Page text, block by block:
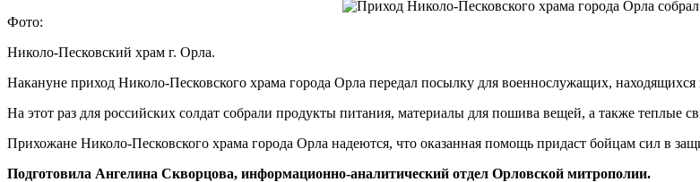
Фото:
Николо-Песковский храм г. Орла.
Накануне приход Николо-Песковского храма города Орла передал посылку для военнослужащих,
На этот раз для российских солдат собрали продукты питания, материалы для пошива вещей, а также теплые
Прихожане Николо-Песковского храма города Орла надеются, что оказанная помощь придаст бойцам сил в
Подготовила Ангелина Скворцова, информационно-аналитический отдел Орловской митрополии.